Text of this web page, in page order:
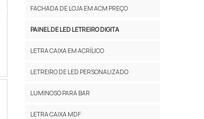
FACHADA DE LOJA EM ACM PREÇO
PAINEL DE LED LETREIRO DIGITA
LETRA CAIXA EM ACRÍLICO
LETREIRO DE LED PERSONALIZADO
LUMINOSO PARA BAR
LETRA CAIXA MDF